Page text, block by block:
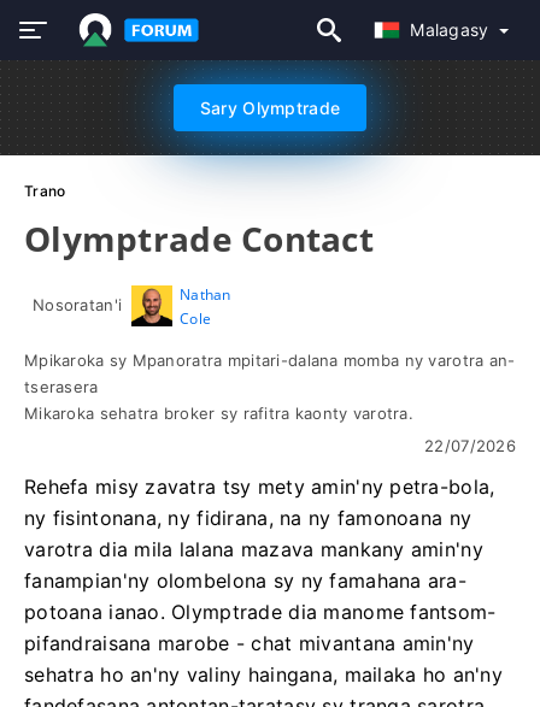
Malagasy
Sary Olymptrade
Trano
Olymptrade Contact
Nosoratan'i
Nathan
Cole
Mpikaroka sy Mpanoratra mpitari-dalana momba ny varotra an-
tserasera
Mikaroka sehatra broker sy rafitra kaonty varotra.
22/07/2026
Rehefa misy zavatra tsy mety amin'ny petra-bola,
ny fisintonana, ny fidirana, na ny famonoana ny
varotra dia mila lalana mazava mankany amin'ny
fanampian'ny olombelona sy ny famahana ara-
potoana ianao. Olymptrade dia manome fantsom-
pifandraisana marobe - chat mivantana amin'ny
sehatra ho an'ny valiny haingana, mailaka ho an'ny